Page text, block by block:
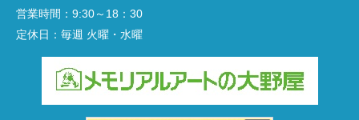
営業時間： 9:30～18：30
定休日： 毎週 火曜・水曜